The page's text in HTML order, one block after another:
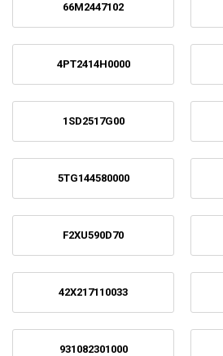
66M2447102
4PT2414H0000
1SD2517G00
5TG144580000
F2XU590D70
42X217110033
931082301000